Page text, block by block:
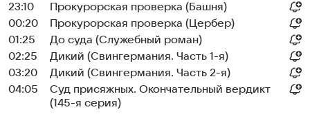
23:10
Прокурорская проверка (Башня)
00:20
Прокурорская проверка (Цербер)
01:25
До суда (Служебный роман)
02:25
Дикий (Свингермания. Часть 1-я)
03:20
Дикий (Свингермания. Часть 2-я)
04:05
Суд присяжных. Окончательный вердикт
(145-я серия)